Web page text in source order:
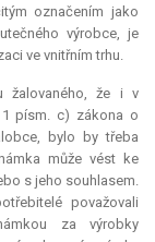
označením jako
výrobce, je
ve vnitřním trhu.
žalovaného, že i v
písm. c) zákona o
bylo by třeba
může vést ke
s jeho souhlasem.
považovali
za výrobky